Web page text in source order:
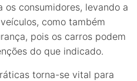
os consumidores, levando a
como também
pois os carros podem
do que indicado.
torna-se vital para